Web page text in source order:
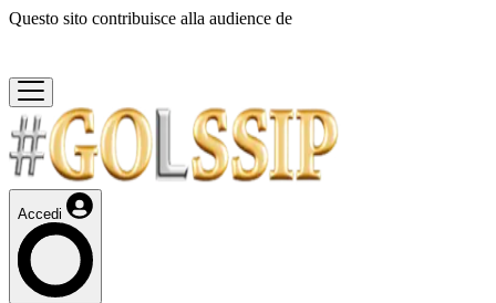
Questo sito contribuisce alla audience de
Accedi